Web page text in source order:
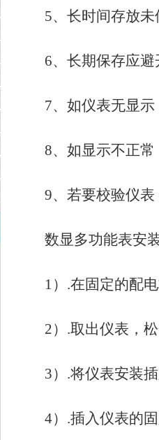
5、长时间存放未
6、长期保存应避开
7、如仪表无显示
8、如显示不正常
9、若要校验仪表
数显多功能表安
1）.在固定的配电
2）.取出仪表，松
3）.将仪表安装插
4）.插入仪表的固